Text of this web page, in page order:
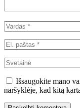
Išsaugokite mano
naršyklėje, kad kitą